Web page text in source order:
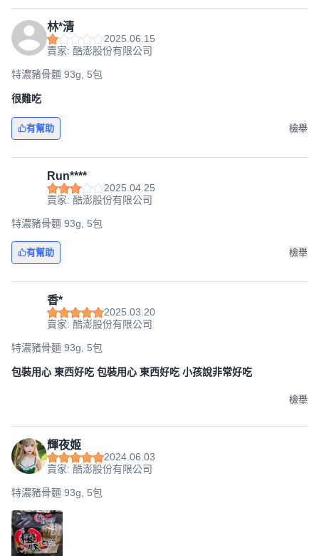
林*清
2025.06.15
賣家: 酷澎股份有限公司
特濃豬骨麵 93g, 5包
很難吃
有幫助 檢舉
Run****
2025.04.25
賣家: 酷澎股份有限公司
特濃豬骨麵 93g, 5包
有幫助 檢舉
香*
2025.03.20
賣家: 酷澎股份有限公司
特濃豬骨麵 93g, 5包
包裝用心 東西好吃 包裝用心 東西好吃 小孩說非常好吃
檢舉
輝夜姬
2024.06.03
賣家: 酷澎股份有限公司
特濃豬骨麵 93g, 5包